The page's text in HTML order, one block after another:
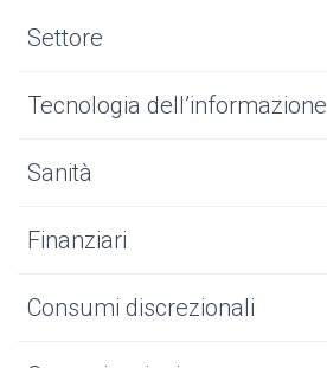
Settore
Tecnologia dell’informazione
Sanità
Finanziari
Consumi discrezionali